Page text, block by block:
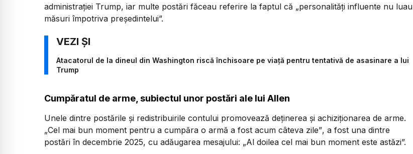
administrației Trump, iar multe postări făceau referire la faptul că „personalități influente nu luau
măsuri împotriva președintelui”.
Atacatorul de la dineul din Washington riscă închisoare pe viață pentru tentativă de asasinare a lui
Trump
Cumpăratul de arme, subiectul unor postări ale lui Allen
Unele dintre postările și redistribuirile contului promovează deținerea și achiziționarea de arme.
„Cel mai bun moment pentru a cumpăra o armă a fost acum câteva zile”, a fost una dintre
postări în decembrie 2025, cu adăugarea mesajului: „Al doilea cel mai bun moment este astăzi”.